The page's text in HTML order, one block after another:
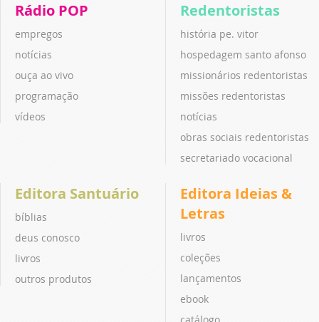
Rádio POP
empregos
notícias
ouça ao vivo
programação
vídeos
Redentoristas
história pe. vitor
hospedagem santo afonso
missionários redentoristas
missões redentoristas
notícias
obras sociais redentoristas
secretariado vocacional
Editora Santuário
bíblias
deus conosco
livros
outros produtos
Editora Ideias &
Letras
livros
coleções
lançamentos
ebook